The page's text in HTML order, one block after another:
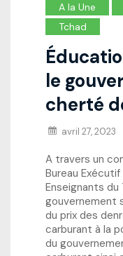
A la Une
Tchad
le
cherté
avril 27, 2023
A travers un
Bureau
Enseignants du
gouvernement
du prix des
carburant à la
du